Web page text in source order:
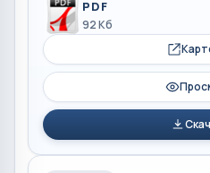
PDF
92 Кб